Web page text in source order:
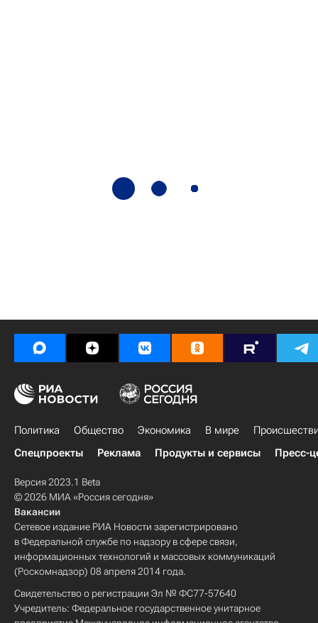
Политика Общество Экономика В мире
Спецпроекты
Реклама Продукты и сервисы Пресс-
Версия 2023.1 Beta
© 2026 МИА «Россия сегодня»
Вакансии
Сетевое издание РИА Новости зарегистрировано
в Федеральной службе по надзору в сфере связи,
информационных технологий и массовых коммуникаций
(Роскомнадзор) 08 апреля 2014 года.
Свидетельство о регистрации Эл № ФС77-57640
Учредитель: Федеральное государственное унитарное